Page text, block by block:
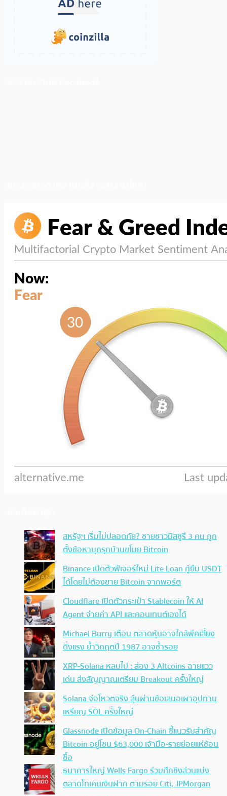
สหรัฐฯ เริ่มไม่ปลอดภัย? ชายชาวมิสซูรี 3 คน ถูก
ตั้งข้อหาบุกรุกบ้านขโมย Bitcoin
Binance เปิดตัวฟีเจอร์ใหม่ Lite Loan กู้ยืม USDT
ได้โดยไม่ต้องขาย Bitcoin จากพอร์ต
Cloudflare เปิดตัวกระเป๋า Stablecoin ให้ AI
Agent จ่ายค่า API และคอนเทนต์เองได้
Michael Burry เตือน ตลาดหุ้นอาจใกล้พีคเสี่ยง
ดิ่งแรง ย้ำวิกฤตปี 1987 อาจซ้ำรอย
XRP-Solana หลบไป : ส่อง 3 Altcoins ฉายแวว
เด่น ส่งสัญญาณเตรียม Breakout ครั้งใหญ่
Solana จ่อโหวตจริง ลุ้นผ่านข้อเสนอเผาอุปทาน
เหรียญ SOL ครั้งใหญ่
Glassnode เปิดข้อมูล On-Chain ชี้แนวรับสำคัญ
Bitcoin อยู่โซน $63,000 เจ้ามือ-รายย่อยแห่ช้อน
ซื้อ
ธนาคารใหญ่ Wells Fargo ร่วมศึกชิงส่วนแบ่ง
ตลาดโทเคนเงินฝาก ตามรอย Citi, JPMorgan